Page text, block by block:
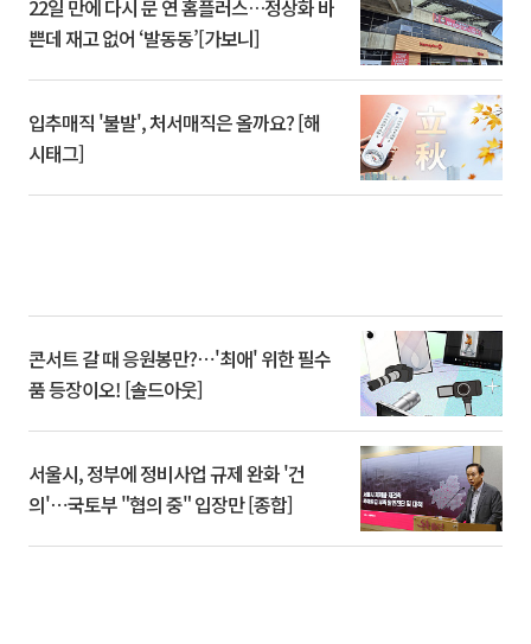
22일 만에 다시 문 연 홈플러스…정상화 바
쁜데 재고 없어 ‘발동동’[가보니]
입추매직 '불발', 처서매직은 올까요? [해
시태그]
콘서트 갈 때 응원봉만?⋯'최애' 위한 필수
품 등장이오! [솔드아웃]
서울시, 정부에 정비사업 규제 완화 '건
의'⋯국토부 "협의 중" 입장만 [종합]